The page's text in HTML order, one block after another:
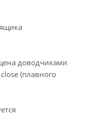
доводчиками
(плавного